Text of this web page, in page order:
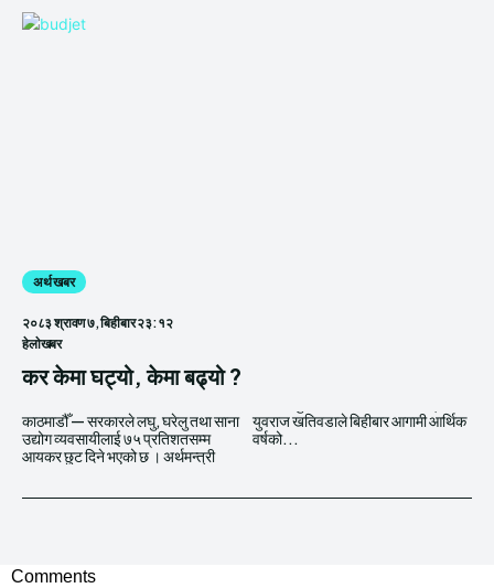
अर्थ खबर
२०८३ श्रावण ७, बिहीबार २३:१२
हेलाेखबर
कर केमा घट्यो, केमा बढ्यो ?
काठमाडौँ — सरकारले लघु, घरेलु तथा साना
उद्योग व्यवसायीलाई ७५ प्रतिशतसम्म
आयकर छुट दिने भएको छ । अर्थमन्त्री
युवराज खतिवडाले बिहीबार आगामी आर्थिक
वर्षको...
Comments